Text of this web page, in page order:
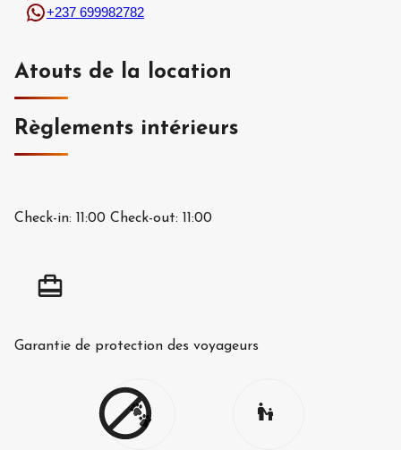
+237 699982782
Atouts de la location
Règlements intérieurs
Check-in: 11:00 Check-out: 11:00
Garantie de protection des voyageurs